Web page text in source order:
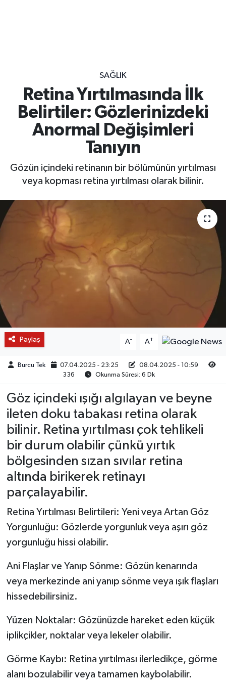
SAĞLIK
Retina Yırtılmasında İlk
Belirtiler: Gözlerinizdeki
Anormal Değişimleri
Tanıyın
Gözün içindeki retinanın bir bölümünün yırtılması
veya kopması retina yırtılması olarak bilinir.
Paylaş A- A+
Burcu Tek 07.04.2025 - 23:25
08.04.2025 - 10:59
336
Okunma Süresi: 6 Dk
Göz içindeki ışığı algılayan ve beyne
ileten doku tabakası retina olarak
bilinir. Retina yırtılması çok tehlikeli
bir durum olabilir çünkü yırtık
bölgesinden sızan sıvılar retina
altında birikerek retinayı
parçalayabilir.
Retina Yırtılması Belirtileri: Yeni veya Artan Göz
Yorgunluğu: Gözlerde yorgunluk veya aşırı göz
yorgunluğu hissi olabilir.
Ani Flaşlar ve Yanıp Sönme: Gözün kenarında
veya merkezinde ani yanıp sönme veya ışık flaşları
hissedebilirsiniz.
Yüzen Noktalar: Gözünüzde hareket eden küçük
iplikçikler, noktalar veya lekeler olabilir.
Görme Kaybı: Retina yırtılması ilerledikçe, görme
alanı bozulabilir veya tamamen kaybolabilir.